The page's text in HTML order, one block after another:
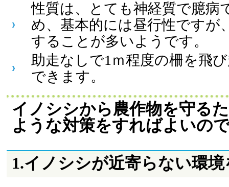
性質は、とても神経質で臆病
め、基本的には昼行性ですが
することが多いようです。
助走なしで1ｍ程度の柵を飛
できます。
イノシシから農作物を守る
ような対策をすればよいの
1.イノシシが近寄らない環